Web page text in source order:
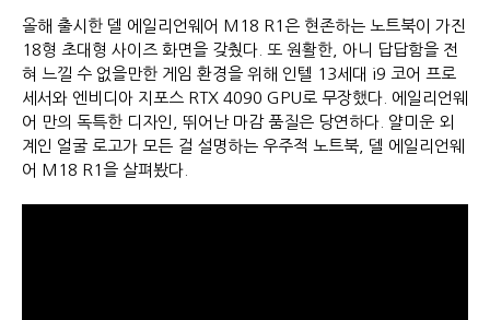
올해 출시한 델 에일리언웨어 M18 R1은 현존하는 노트북이 가진
18형 초대형 사이즈 화면을 갖췄다. 또 원활한, 아니 답답함을 전
혀 느낄 수 없을만한 게임 환경을 위해 인텔 13세대 i9 코어 프로
세서와 엔비디아 지포스 RTX 4090 GPU로 무장했다. 에일리언웨
어 만의 독특한 디자인, 뛰어난 마감 품질은 당연하다. 얄미운 외
계인 얼굴 로고가 모든 걸 설명하는 우주적 노트북, 델 에일리언웨
어 M18 R1을 살펴봤다.